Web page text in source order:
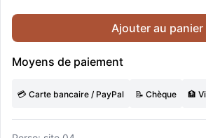
Ajouter au panier
Moyens de paiement
💳 Carte bancaire / PayPal 📝 Chèque 🏦